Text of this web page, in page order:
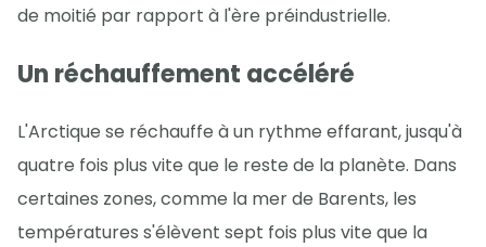
de moitié par rapport à l'ère préindustrielle.
Un réchauffement accéléré
L'Arctique se réchauffe à un rythme effarant, jusqu'à
quatre fois plus vite que le reste de la planète. Dans
certaines zones, comme la mer de Barents, les
températures s'élèvent sept fois plus vite que la